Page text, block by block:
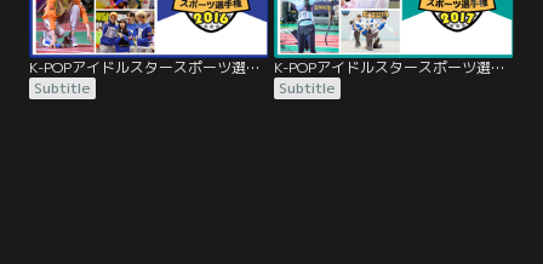
K-POPアイドルスタースポーツ選手権2016
Subtitle
K-POPアイドルスタースポーツ選手権2017
Subtitle